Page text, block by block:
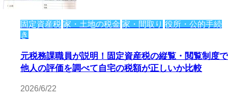
固定資産税 家・土地の税金 家・間取り 役所・公的手続
き
元税務課職員が説明！固定資産税の縦覧・閲覧制度で
他人の評価を調べて自宅の税額が正しいか比較
2026/6/22